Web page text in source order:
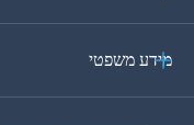
מידע משפטי